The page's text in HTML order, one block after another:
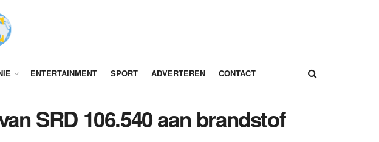
ENTERTAINMENT SPORT ADVERTEREN CONTACT
SRD 106.540 aan brandstof